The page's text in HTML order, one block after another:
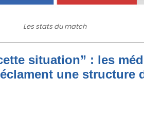
Les stats du match
situation” : les
une structure